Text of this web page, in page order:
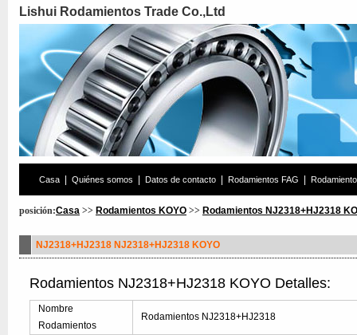
Lishui Rodamientos Trade Co.,Ltd
Casa Quiénes somos Datos de contacto Rodamientos FAG
posición:Casa >> Rodamientos KOYO >> Rodamientos NJ2318+HJ2318
NJ2318+HJ2318 NJ2318+HJ2318 KOYO
Rodamientos NJ2318+HJ2318 KOYO Detalles:
Nombre
Rodamientos
Rodamientos NJ2318+HJ2318